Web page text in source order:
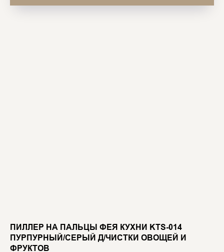
ПИЛЛЕР НА ПАЛЬЦЫ ФЕЯ КУХНИ KTS-014
ПУРПУРНЫЙ/СЕРЫЙ Д/ЧИСТКИ ОВОЩЕЙ И
ФРУКТОВ